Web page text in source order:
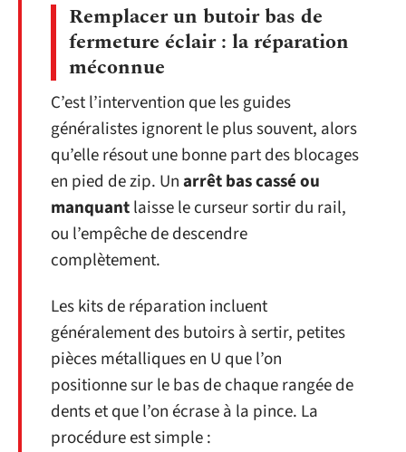
Remplacer un butoir bas de
fermeture éclair : la réparation
méconnue
C’est l’intervention que les guides
généralistes ignorent le plus souvent, alors
qu’elle résout une bonne part des blocages
en pied de zip. Unarrêt bas cassé ou
manquantlaisse le curseur sortir du rail,
ou l’empêche de descendre
complètement.
Les kits de réparation incluent
généralement des butoirs à sertir, petites
pièces métalliques en U que l’on
positionne sur le bas de chaque rangée de
dents et que l’on écrase à la pince. La
procédure est simple :